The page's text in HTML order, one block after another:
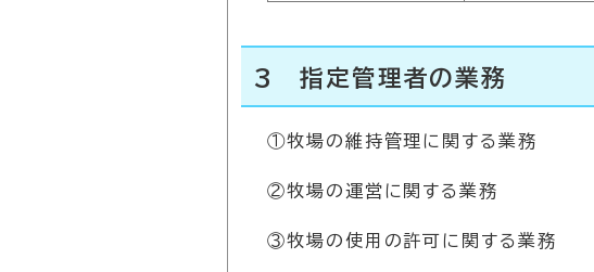
3 指定管理者の業務
①牧場の維持管理に関する業務
②牧場の運営に関する業務
③牧場の使用の許可に関する業務